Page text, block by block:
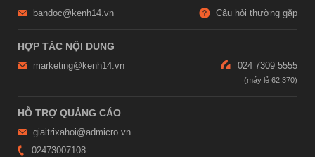
bandoc@kenh14.vn Câu hỏi thường gặp
HỢP TÁC NỘI DUNG
marketing@kenh14.vn 024 7309 5555
HỖ TRỢ QUẢNG CÁO
giaitrixahoi@admicro.vn
02473007108